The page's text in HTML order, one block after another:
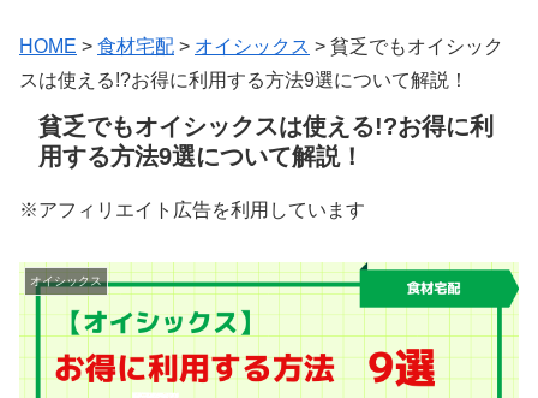
HOME > 食材宅配 > オイシックス > 貧乏でもオイシック
スは使える!?お得に利用する方法9選について解説！
貧乏でもオイシックスは使える!?お得に利
用する方法9選について解説！
※アフィリエイト広告を利用しています
オイシックス